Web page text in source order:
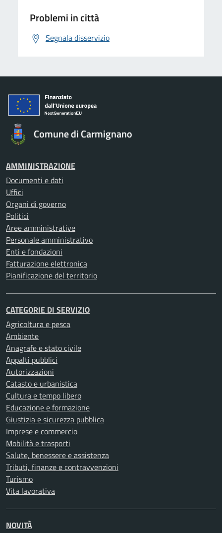
Problemi in città
Segnala disservizio
Comune di Carmignano
AMMINISTRAZIONE
Documenti e dati
Uffici
Organi di governo
Politici
Aree amministrative
Personale amministrativo
Enti e fondazioni
Fatturazione elettronica
Pianificazione del territorio
CATEGORIE DI SERVIZIO
Agricoltura e pesca
Ambiente
Anagrafe e stato civile
Appalti pubblici
Autorizzazioni
Catasto e urbanistica
Cultura e tempo libero
Educazione e formazione
Giustizia e sicurezza pubblica
Imprese e commercio
Mobilità e trasporti
Salute, benessere e assistenza
Tributi, finanze e contravvenzioni
Turismo
Vita lavorativa
NOVITÀ